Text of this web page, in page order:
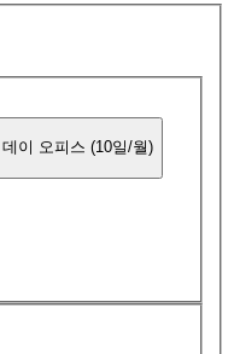
데이 오피스 (10일/월)